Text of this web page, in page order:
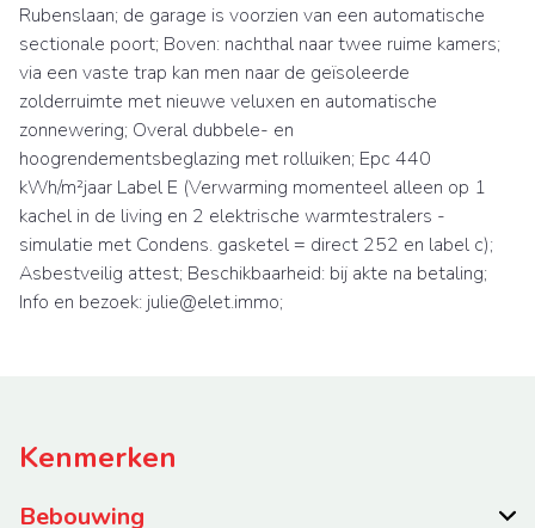
Rubenslaan; de garage is voorzien van een automatische
sectionale poort; Boven: nachthal naar twee ruime kamers;
via een vaste trap kan men naar de geïsoleerde
zolderruimte met nieuwe veluxen en automatische
zonnewering; Overal dubbele- en
hoogrendementsbeglazing met rolluiken; Epc 440
kWh/m²jaar Label E (Verwarming momenteel alleen op 1
kachel in de living en 2 elektrische warmtestralers -
simulatie met Condens. gasketel = direct 252 en label c);
Asbestveilig attest; Beschikbaarheid: bij akte na betaling;
Info en bezoek: julie@elet.immo;
Kenmerken
Bebouwing